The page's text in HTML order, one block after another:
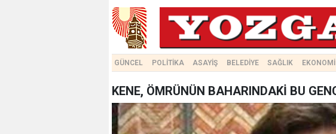
GÜNCEL POLİTİKA ASAYİŞ BELEDİYE SAĞLIK EKONOMİ
KENE, ÖMRÜNÜN BAHARINDAKİ BU